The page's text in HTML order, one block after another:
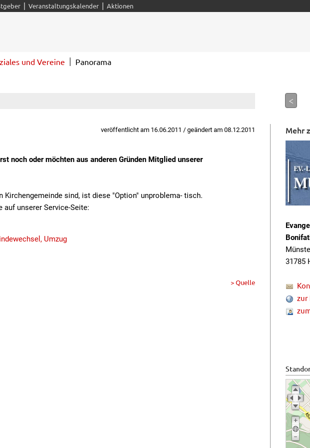
<
veröffentlicht am 16.06.2011 / geändert am 08.12.2011
noch oder möchten aus anderen Gründen Mitglied unserer
sind, ist diese "Option" unproblema- tisch.
unserer Service-Seite:
Umzug
> Quelle
Mehr
31785
zur
| Veranstaltungskalender | Aktionen
und Vereine Panorama